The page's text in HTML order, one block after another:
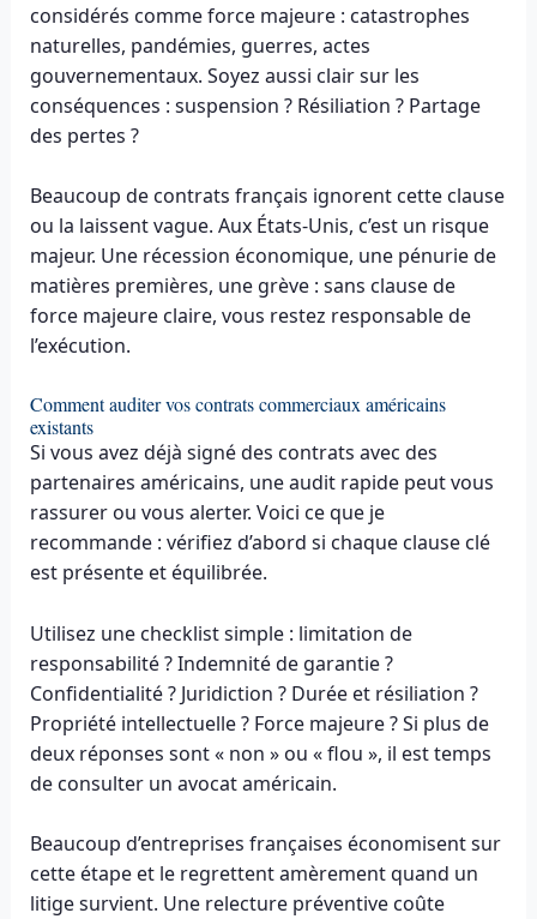
considérés comme force majeure : catastrophes
naturelles, pandémies, guerres, actes
gouvernementaux. Soyez aussi clair sur les
conséquences : suspension ? Résiliation ? Partage
des pertes ?
Beaucoup de contrats français ignorent cette clause
ou la laissent vague. Aux États-Unis, c’est un risque
majeur. Une récession économique, une pénurie de
matières premières, une grève : sans clause de
force majeure claire, vous restez responsable de
l’exécution.
Comment auditer vos contrats commerciaux américains
existants
Si vous avez déjà signé des contrats avec des
partenaires américains, une audit rapide peut vous
rassurer ou vous alerter. Voici ce que je
recommande : vérifiez d’abord si chaque clause clé
est présente et équilibrée.
Utilisez une checklist simple : limitation de
responsabilité ? Indemnité de garantie ?
Confidentialité ? Juridiction ? Durée et résiliation ?
Propriété intellectuelle ? Force majeure ? Si plus de
deux réponses sont « non » ou « flou », il est temps
de consulter un avocat américain.
Beaucoup d’entreprises françaises économisent sur
cette étape et le regrettent amèrement quand un
litige survient. Une relecture préventive coûte